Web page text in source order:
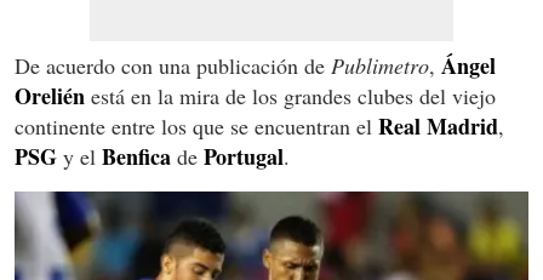
De acuerdo con una publicación de Publimetro, Ángel
Orelién está en la mira de los grandes clubes del viejo
continente entre los que se encuentran el Real Madrid,
PSG y el Benfica de Portugal.